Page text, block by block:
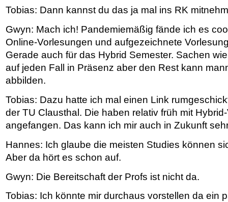
Tobias: Dann kannst du das ja mal ins RK
Gwyn: Mach ich! Pandemiemäßig fände ich es
Online-Vorlesungen und aufgezeichnete
Gerade auch für das Hybrid Semester. Sachen
auf jeden Fall in Präsenz aber den Rest kann
abbilden.
Tobias: Dazu hatte ich mal einen Link
der TU Clausthal. Die haben relativ früh mit
angefangen. Das kann ich mir auch in Zukunft
Hannes: Ich glaube die meisten Studies können
Aber da hört es schon auf.
Gwyn: Die Bereitschaft der Profs ist nicht da.
Tobias: Ich könnte mir durchaus vorstellen da ein